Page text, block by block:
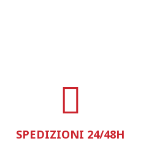
SPEDIZIONI 24/48H